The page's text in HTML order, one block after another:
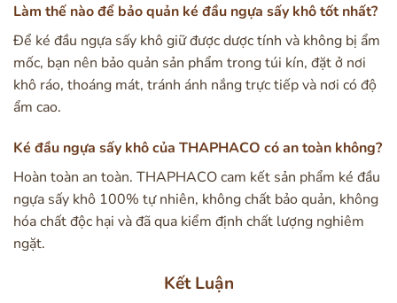
Làm thế nào để bảo quản ké đầu ngựa sấy khô tốt nhất?
Để ké đầu ngựa sấy khô giữ được dược tính và không bị ẩm
mốc, bạn nên bảo quản sản phẩm trong túi kín, đặt ở nơi
khô ráo, thoáng mát, tránh ánh nắng trực tiếp và nơi có độ
ẩm cao.
Ké đầu ngựa sấy khô của THAPHACO có an toàn không?
Hoàn toàn an toàn. THAPHACO cam kết sản phẩm ké đầu
ngựa sấy khô 100% tự nhiên, không chất bảo quản, không
hóa chất độc hại và đã qua kiểm định chất lượng nghiêm
ngặt.
Kết Luận